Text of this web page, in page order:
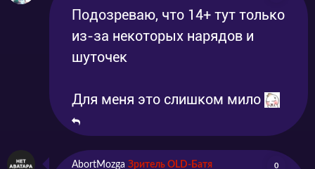
Подозреваю, что 14+ тут только
из-за некоторых нарядов и
шуточек
Для меня это слишком мило
AbortMozga Зритель OLD-Батя 0